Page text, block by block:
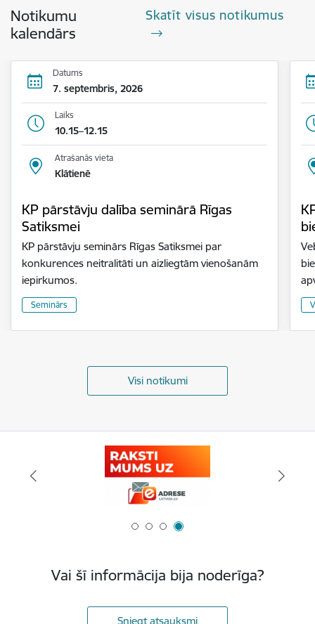
Notikumu
kalendārs
Skatīt visus notikumus
Datums
7. septembris, 2026
Laiks
10.15–12.15
Atrašanās vieta
Klātienē
KP pārstāvju dalība seminārā Rīgas
Satiksmei
KP pārstāvju seminārs Rīgas Satiksmei par
konkurences neitralitāti un aizliegtām vienošanām
iepirkumos.
Seminārs
Visi notikumi
Vai šī informācija bija noderīga?
Sniegt atsauksmi